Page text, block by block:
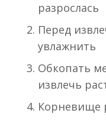
разрослась
Перед
увлажнить
Обкопать
извлечь
Корневище